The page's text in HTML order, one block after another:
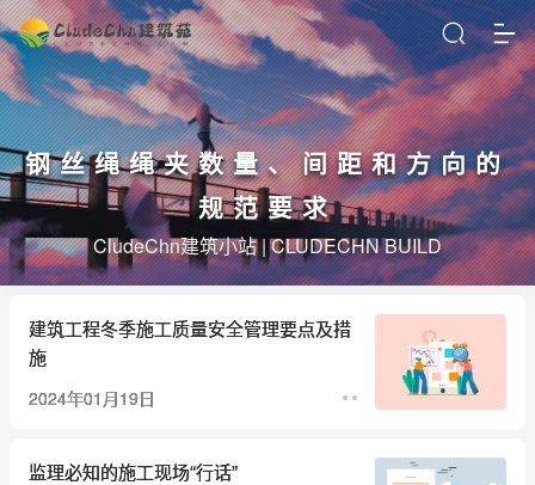
钢丝绳绳夹数量、间距和方向的
规范要求
CludeChn建筑小站 | CLUDECHN BUILD
建筑工程冬季施工质量安全管理要点及措
施
2024年01月19日
监理必知的施工现场“行话”